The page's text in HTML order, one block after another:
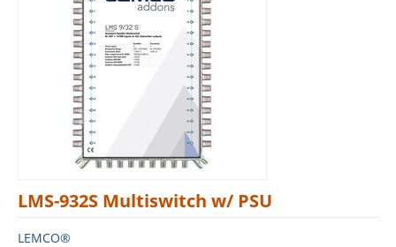
LMS-932S Multiswitch w/ PSU
LEMCO®